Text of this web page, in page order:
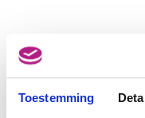
Toestemming
Palermo (Italië) 1646 - 1707
Calder Alexander
Philadelphia, Pennsylvania
CANADA,